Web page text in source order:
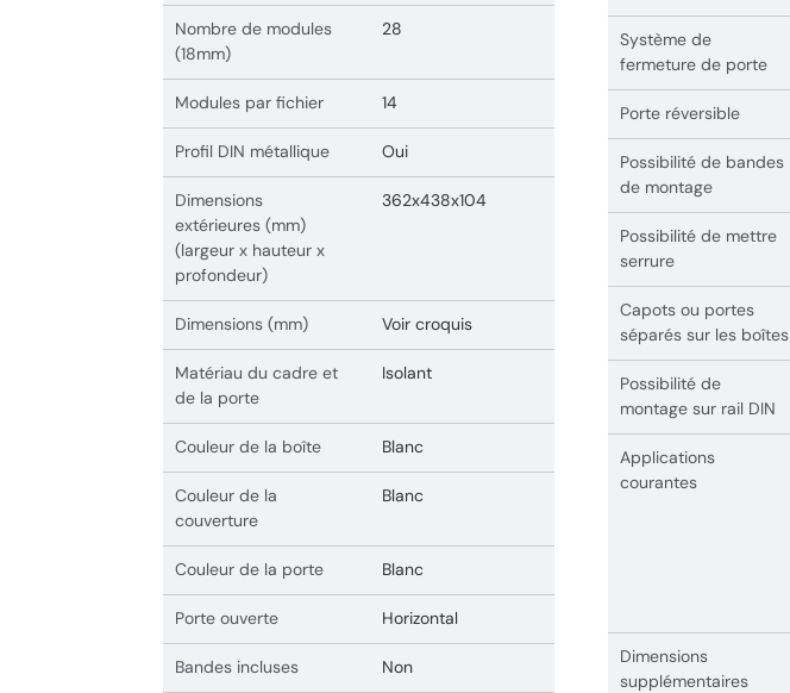
Nombre de modules
(18mm)
28
Modules par fichier 14
Profil DIN métallique Oui
Dimensions
extérieures (mm)
(largeur x hauteur x
profondeur)
362x438x104
Dimensions (mm) Voir croquis
Matériau du cadre et
de la porte
Isolant
Couleur de la boîte Blanc
Couleur de la
couverture
Blanc
Couleur de la porte Blanc
Porte ouverte Horizontal
Bandes incluses Non
Système de
fermeture de porte
Porte réversible
Possibilité de bandes
de montage
Possibilité de mettre
serrure
Capots ou portes
séparés sur les boîtes
Possibilité de
montage sur rail DIN
Applications
courantes
Dimensions
supplémentaires